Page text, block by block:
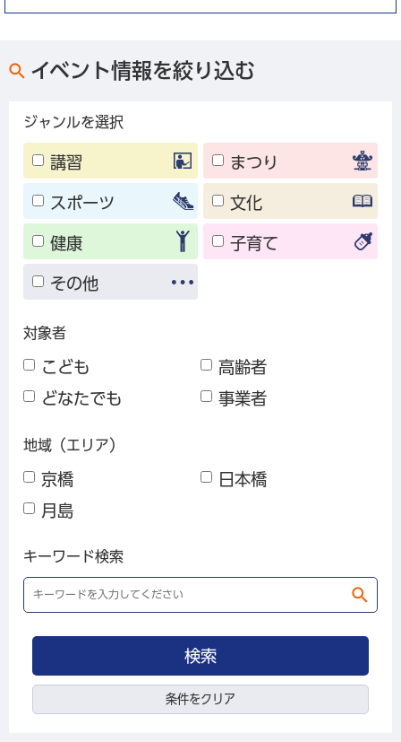
イベント情報を絞り込む
ジャンルを選択
講習 まつり
スポーツ 文化
健康 子育て
その他
対象者
こども
高齢者
どなたでも
事業者
地域（エリア）
京橋
日本橋
月島
キーワード検索
条件をクリア